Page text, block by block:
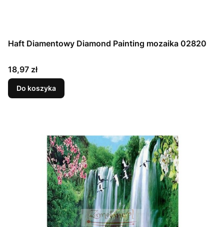
Haft Diamentowy Diamond Painting mozaika 02820
Cena
18,97 zł
Do koszyka